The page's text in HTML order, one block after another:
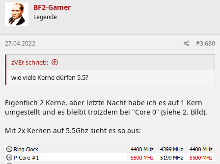
k
t
i
o
n
e
n
:
BF2-Gamer
Legende
27.04.2022 #3.680
zVEr schrieb:
wie viele Kerne dürfen 5.5?
Eigentlich 2 Kerne, aber letzte Nacht habe ich es auf 1 Kern
umgestellt und es bleibt trotzdem bei "Core 0" (siehe 2. Bild).
Mit 2x Kernen auf 5.5Ghz sieht es so aus: